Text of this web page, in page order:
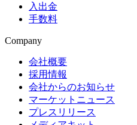
入出金
手数料
Company
会社概要
採用情報
会社からのお知らせ
マーケットニュース
プレスリリース